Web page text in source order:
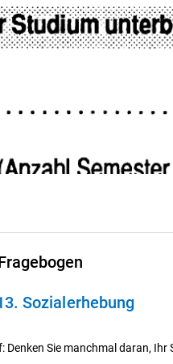
Sozialerhebung
Denken Sie manchmal daran,